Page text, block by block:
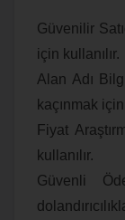
Güvenilir
için kullanılır.
Alan Adı
kaçınmak için
Fiyat
kullanılır.
Güvenli